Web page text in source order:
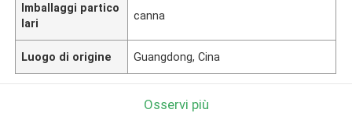
Imballaggi partico
lari
canna
Luogo di origine Guangdong, Cina
Osservi più